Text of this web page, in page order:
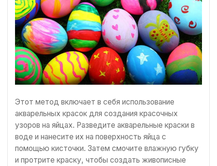
Этот метод включает в себя использование
акварельных красок для создания красочных
узоров на яйцах. Разведите акварельные краски в
воде и нанесите их на поверхность яйца с
помощью кисточки. Затем смочите влажную губку
и протрите краску, чтобы создать живописные